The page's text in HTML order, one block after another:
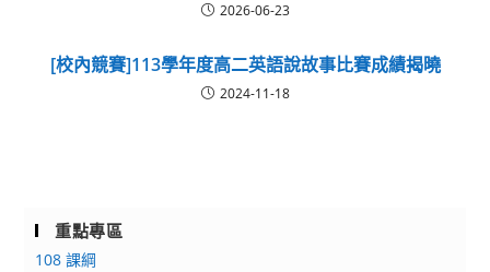
2026-06-23
[校內競賽]113學年度高二英語說故事比賽成績揭曉
2024-11-18
重點專區
108 課綱